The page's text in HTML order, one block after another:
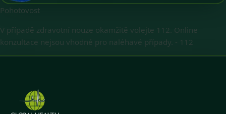
Pohotovost
V případě zdravotní nouze okamžitě volejte 112. Online
konzultace nejsou vhodné pro naléhavé případy. - 112